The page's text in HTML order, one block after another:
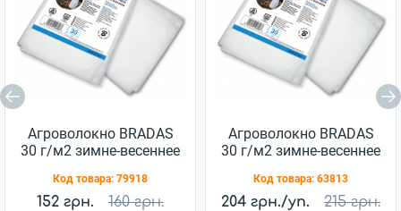
Агроволокно BRADAS
30 г/м2 зимне-весеннее
(AWW3011010)
Код товара: 79918
152 грн. 160 грн.
Агроволокно BRADAS
30 г/м2 зимне-весеннее
AWW3016010
Код товара: 63813
204 грн./уп. 215 грн.